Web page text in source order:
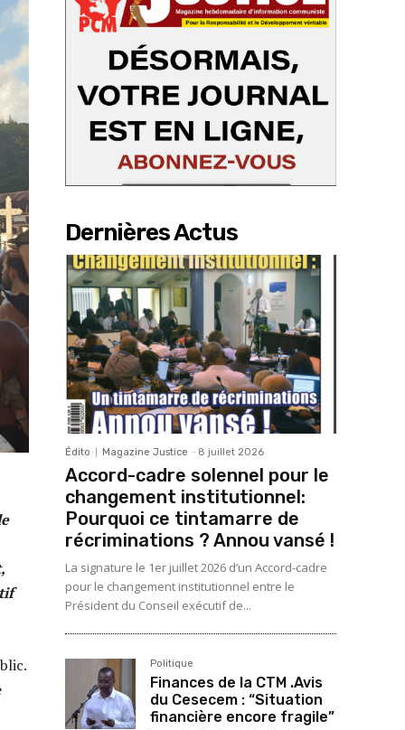
Dernières Actus
Édito Magazine Justice - 8 juillet 2026
Accord-cadre solennel pour le
changement institutionnel:
Pourquoi ce tintamarre de
récriminations ? Annou vansé !
La signature le 1er juillet 2026 d’un Accord-cadre
pour le changement institutionnel entre le
Président du Conseil exécutif de...
Politique
Finances de la CTM .Avis
du Cesecem : “Situation
financière encore fragile”